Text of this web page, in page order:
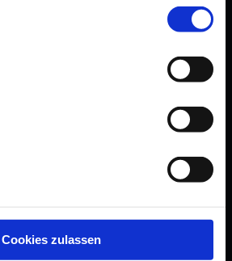
Cookies zulassen